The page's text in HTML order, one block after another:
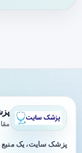
پزشک سایت، یک